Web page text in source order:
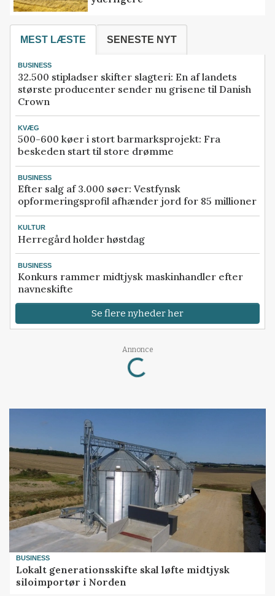
MEST LÆSTE SENESTE NYT
BUSINESS
32.500 stipladser skifter slagteri: En af landets
største producenter sender nu grisene til Danish
Crown
KVÆG
500-600 køer i stort barmarksprojekt: Fra
beskeden start til store drømme
BUSINESS
Efter salg af 3.000 søer: Vestfynsk
opformeringsprofil afhænder jord for 85 millioner
KULTUR
Herregård holder høstdag
BUSINESS
Konkurs rammer midtjysk maskinhandler efter
navneskifte
Se flere nyheder her
Annonce
Loading...
BUSINESS
Lokalt generationsskifte skal løfte midtjysk
siloimportør i Norden